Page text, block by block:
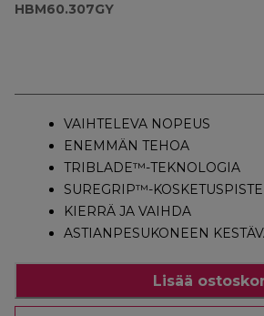
HBM60.307GY
VAIHTELEVA NOPEUS
ENEMMÄN TEHOA
TRIBLADE™-TEKNOLOGIA
SUREGRIP™-
KIERRÄ JA VAIHDA
ASTIANPESUKONEEN
Lisää